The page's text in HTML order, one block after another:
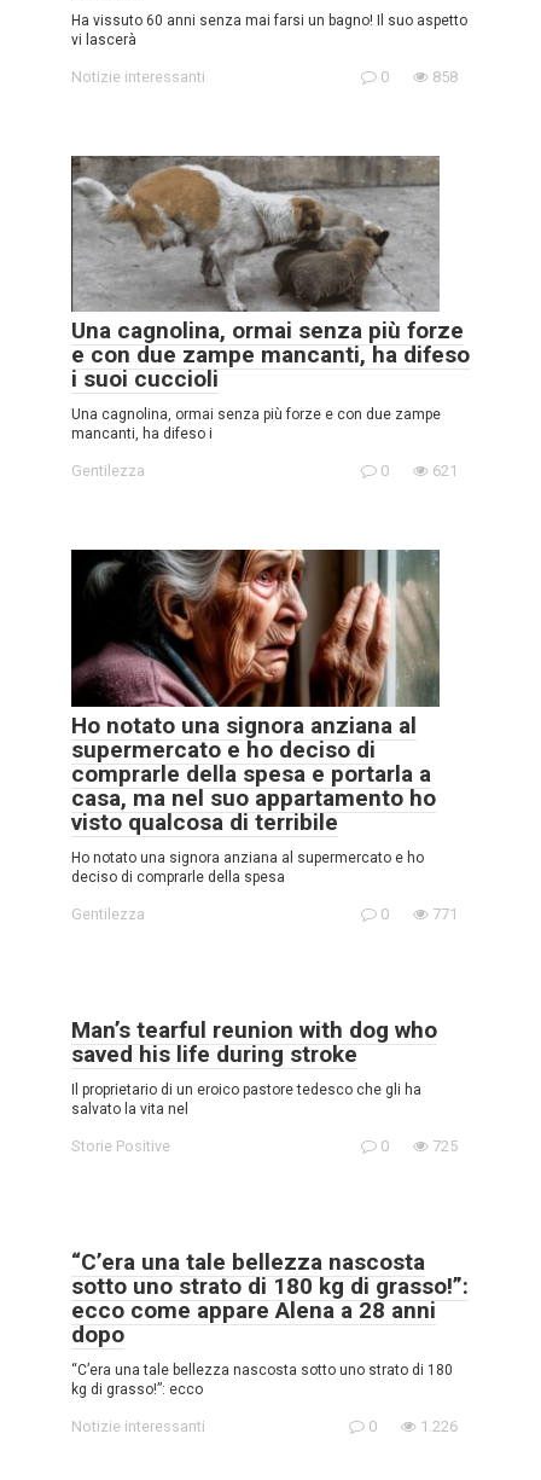
Ha vissuto 60 anni senza mai farsi un bagno! Il suo aspetto
vi lascerà
Notizie interessanti 0 858
Una cagnolina, ormai senza più forze
e con due zampe mancanti, ha difeso
i suoi cuccioli
Una cagnolina, ormai senza più forze e con due zampe
mancanti, ha difeso i
Gentilezza 0 621
Ho notato una signora anziana al
supermercato e ho deciso di
comprarle della spesa e portarla a
casa, ma nel suo appartamento ho
visto qualcosa di terribile
Ho notato una signora anziana al supermercato e ho
deciso di comprarle della spesa
Gentilezza 0 771
Man’s tearful reunion with dog who
saved his life during stroke
Il proprietario di un eroico pastore tedesco che gli ha
salvato la vita nel
Storie Positive 0 725
“C’era una tale bellezza nascosta
sotto uno strato di 180 kg di grasso!”:
ecco come appare Alena a 28 anni
dopo
“C’era una tale bellezza nascosta sotto uno strato di 180
kg di grasso!”: ecco
Notizie interessanti 0 1.226